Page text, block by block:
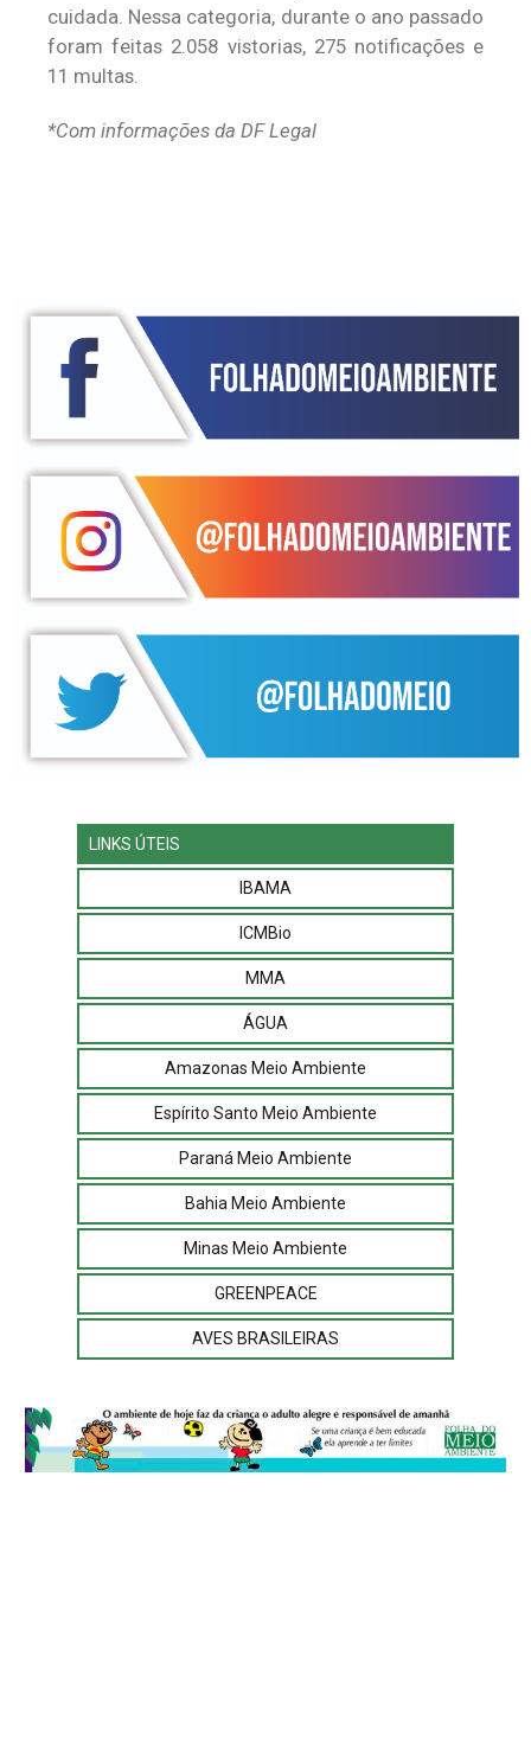
cuidada. Nessa categoria, durante o ano passado
foram feitas 2.058 vistorias, 275 notificações e
11 multas.
*Com informações da DF Legal
LINKS ÚTEIS
IBAMA
ICMBio
MMA
ÁGUA
Amazonas Meio Ambiente
Espírito Santo Meio Ambiente
Paraná Meio Ambiente
Bahia Meio Ambiente
Minas Meio Ambiente
GREENPEACE
AVES BRASILEIRAS